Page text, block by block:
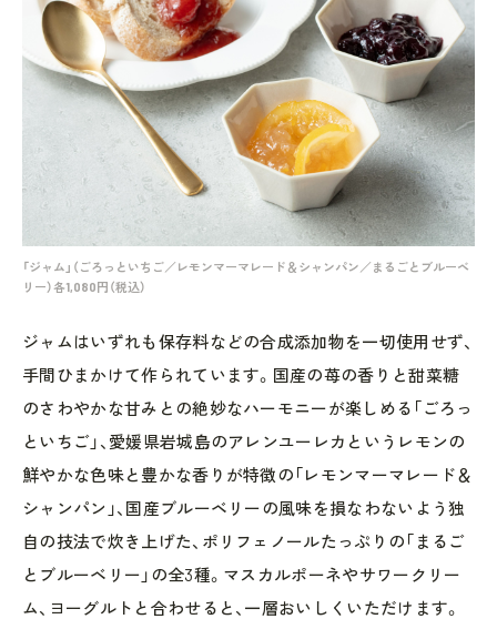
「ジャム」（ごろっといちご／レモンマーマレード＆シャンパン／まるごとブルーベ
リー）各1,080円（税込）
ジャムはいずれも保存料などの合成添加物を一切使用せず、
手間ひまかけて作られています。国産の苺の香りと甜菜糖
のさわやかな甘みとの絶妙なハーモニーが楽しめる「ごろっ
といちご」、愛媛県岩城島のアレンユーレカというレモンの
鮮やかな色味と豊かな香りが特徴の「レモンマーマレード＆
シャンパン」、国産ブルーベリーの風味を損なわないよう独
自の技法で炊き上げた、ポリフェノールたっぷりの「まるご
とブルーベリー」の全3種。マスカルポーネやサワークリー
ム、ヨーグルトと合わせると、一層おいしくいただけます。